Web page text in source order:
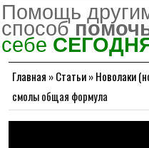
Помощь
способ
себе
Главная »Статьи»Новолаки
смолы общая формула